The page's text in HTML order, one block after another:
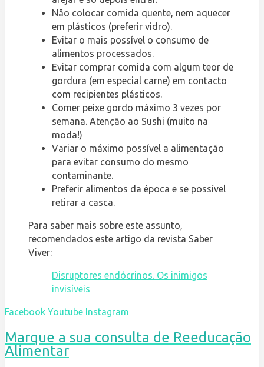
Não colocar comida quente, nem aquecer
em plásticos (preferir vidro).
Evitar o mais possível o consumo de
alimentos processados.
Evitar comprar comida com algum teor de
gordura (em especial carne) em contacto
com recipientes plásticos.
Comer peixe gordo máximo 3 vezes por
semana. Atenção ao Sushi (muito na
moda!)
Variar o máximo possível a alimentação
para evitar consumo do mesmo
contaminante.
Preferir alimentos da época e se possível
retirar a casca.
Para saber mais sobre este assunto,
recomendados este artigo da revista Saber
Viver:
Disruptores endócrinos. Os inimigos
invisíveis
Facebook Youtube Instagram
Marque a sua consulta de Reeducação
Alimentar